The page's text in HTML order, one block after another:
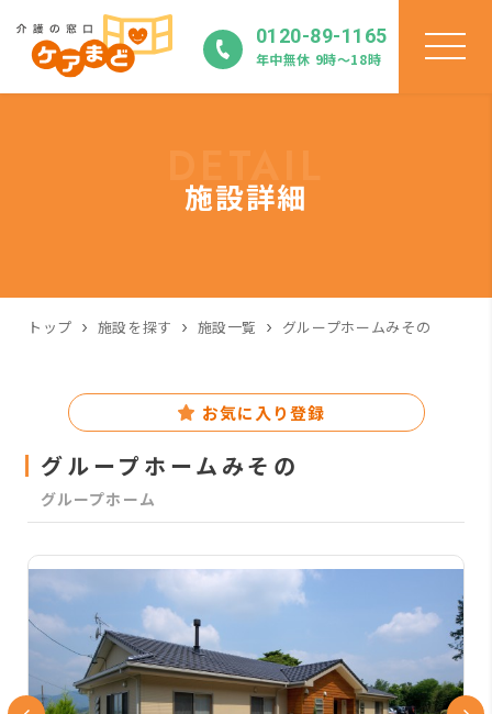
0120-89-1165
年中無休 9時〜18時
施設詳細
トップ 施設を探す 施設一覧 グループホームみその
お気に入り登録
グループホームみその
グループホーム